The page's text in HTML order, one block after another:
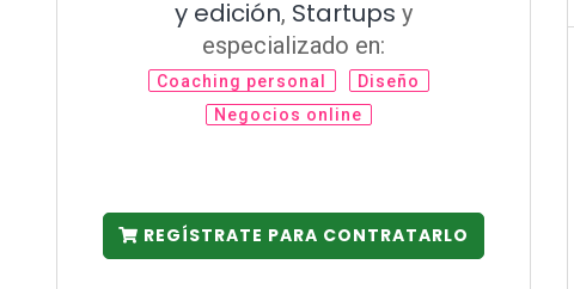
y edición, Startups y
especializado en:
Coaching personal
Diseño
Negocios online
REGÍSTRATE PARA CONTRATARLO